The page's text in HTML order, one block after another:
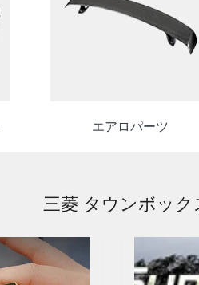
エアロパーツ
三菱 タウンボッ